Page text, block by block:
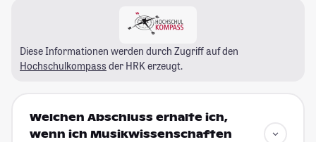
Diese Informationen werden durch Zugriff auf den
Hochschulkompass der HRK erzeugt.
Welchen Abschluss erhalte ich,
wenn ich Musikwissenschaften